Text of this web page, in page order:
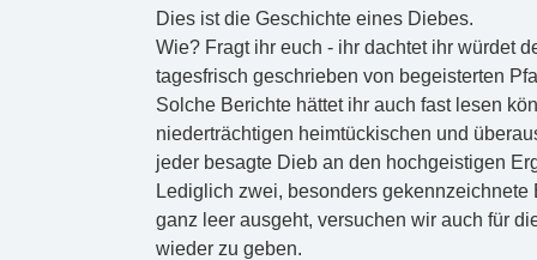
Dies ist die Geschichte eines Diebes.
Wie? Fragt ihr euch - ihr dachtet ihr würdet
tagesfrisch geschrieben von begeisterten
Solche Berichte hättet ihr auch fast lesen
niederträchtigen heimtückischen und
jeder besagte Dieb an den hochgeistigen
Lediglich zwei, besonders
ganz leer ausgeht, versuchen wir auch für
wieder zu geben.